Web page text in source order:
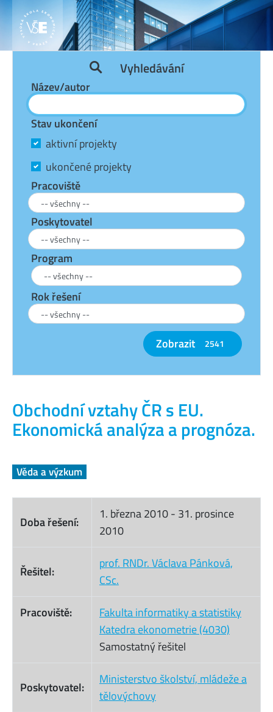
Obchodní vztahy ČR s EU.
Ekonomická analýza a prognóza.
Věda a výzkum
Doba řešení:
1. března 2010- 31. prosince
2010
Řešitel:
prof. RNDr. Václava Pánková,
CSc.
Pracoviště:
Fakulta informatiky a statistiky
Katedra ekonometrie (4030)
Samostatný řešitel
Poskytovatel:
Ministerstvo školství, mládeže a
tělovýchovy
Vyhledávání
Název/autor
Stav ukončení
aktivní projekty
ukončené projekty
Pracoviště
Poskytovatel
Program
Rok řešení
Zobrazit 2541